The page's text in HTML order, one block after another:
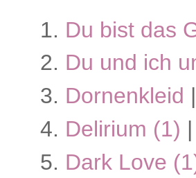
Du bist das
Du und ich
Dornenkleid
Delirium (1)
Dark Love